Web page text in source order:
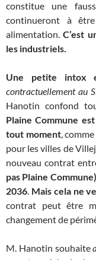
constitue une
continueront à
alimentation.C’est
les industriels.
Une petite intox
contractuellement au
Hanotin confond
Plaine Commune
tout moment,
pour les villes de
nouveau contrat
pas Plaine
2036. Mais cela ne
contrat peut être
changement de
M. Hanotin souhaite